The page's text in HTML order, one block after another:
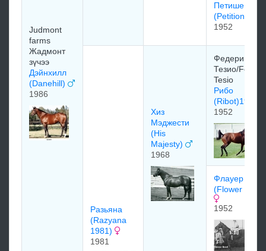
Judmont
farms
Жадмонт
зүчээ
Дэйнхилл
(Danehill)
1986
Петишенеp
(Petitioner)
1952
Рaзьянa
(Razyana
1981)
1981
Хиз
Мэджeсти
(His
Majesty)
1968
Федерико
Тезио/
Tesio
Рибо
(Ribot)1952
1952
Флауер Боул
(Flower Bowl)
1952